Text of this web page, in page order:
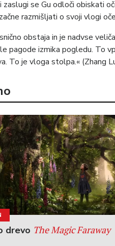
zaslugi se Gu odloči obiskati
razmišljati o svoji vlogi
obstaja in je nadvse
pagode izmika pogledu. To
To je vloga stolpa.« (Zhang
drevo The Magic Faraway